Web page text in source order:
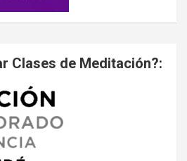
Clases de Meditación?: